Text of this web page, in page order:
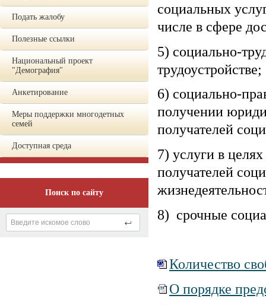
Подать жалобу
Полезные ссылки
Национальный проект
"Демография"
Анкетирование
Меры поддержки многодетных
семей
Доступная среда
Поиск по сайту
социальных
числе в сфере
5) социально-
трудоустройстве;
6) социально-
получении
получателей
7) услуги в
получателей
8) срочные
Количество
О порядке